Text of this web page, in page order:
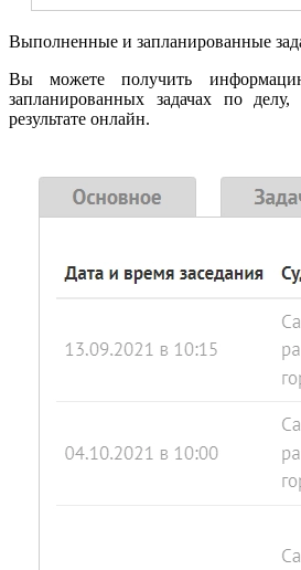
Выполненные и запланированные
Вы можете получить
запланированных задачах по
результате онлайн.